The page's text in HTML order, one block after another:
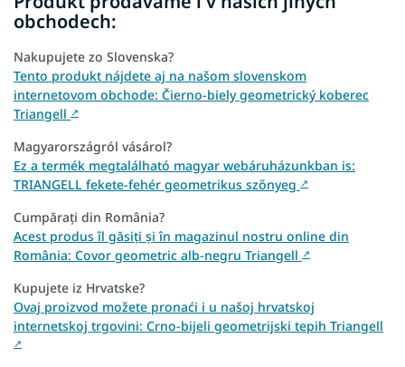
obchodech:
Nakupujete zo Slovenska?
Tento produkt nájdete aj na našom slovenskom
internetovom obchode: Čierno-biely geometrický koberec
Triangell ↗
Magyarországról vásárol?
Ez a termék megtalálható magyar webáruházunkban is:
TRIANGELL fekete-fehér geometrikus szőnyeg ↗
Cumpărați din România?
Acest produs îl găsiți și în magazinul nostru online din
România: Covor geometric alb-negru Triangell ↗
Kupujete iz Hrvatske?
Ovaj proizvod možete pronaći i u našoj hrvatskoj
internetskoj trgovini: Crno-bijeli geometrijski tepih Triangell
↗